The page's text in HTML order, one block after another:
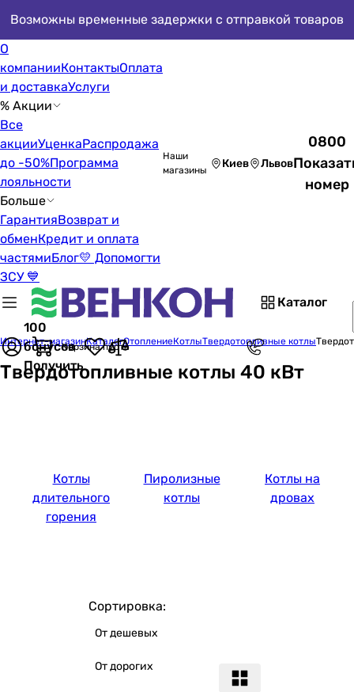
Возможны временные задержки с отправкой товаров
О
компанииКонтактыОплата
и доставкаУслуги
% Акции
Все
акцииУценкаРаспродажа
до -50%Программа
лояльности
Больше
ГарантияВозврат и
обменКредит и оплата
частямиБлог💛 Допомогти
ЗСУ 💙
Наши
магазины
Киев Львов
0800
номер
Каталог
100
бонусов
Получить
Корзина пуста
Интернет-магазинКаталогОтоплениеКотлыТвердотопливные котлы
Твердотопливные котлы 40 кВт
Котлы
длительного
горения
Пиролизные
котлы
Котлы на
дровах
Сортировка:
От дешевых
От дорогих